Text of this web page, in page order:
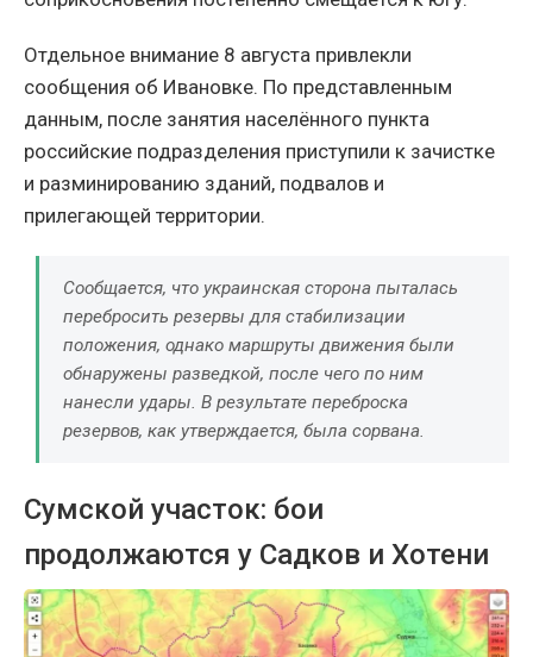
Отдельное внимание 8 августа привлекли
сообщения об Ивановке. По представленным
данным, после занятия населённого пункта
российские подразделения приступили к зачистке
и разминированию зданий, подвалов и
прилегающей территории.
Сообщается, что украинская сторона пыталась
перебросить резервы для стабилизации
положения, однако маршруты движения были
обнаружены разведкой, после чего по ним
нанесли удары. В результате переброска
резервов, как утверждается, была сорвана.
Сумской участок: бои
продолжаются у Садков и Хотени